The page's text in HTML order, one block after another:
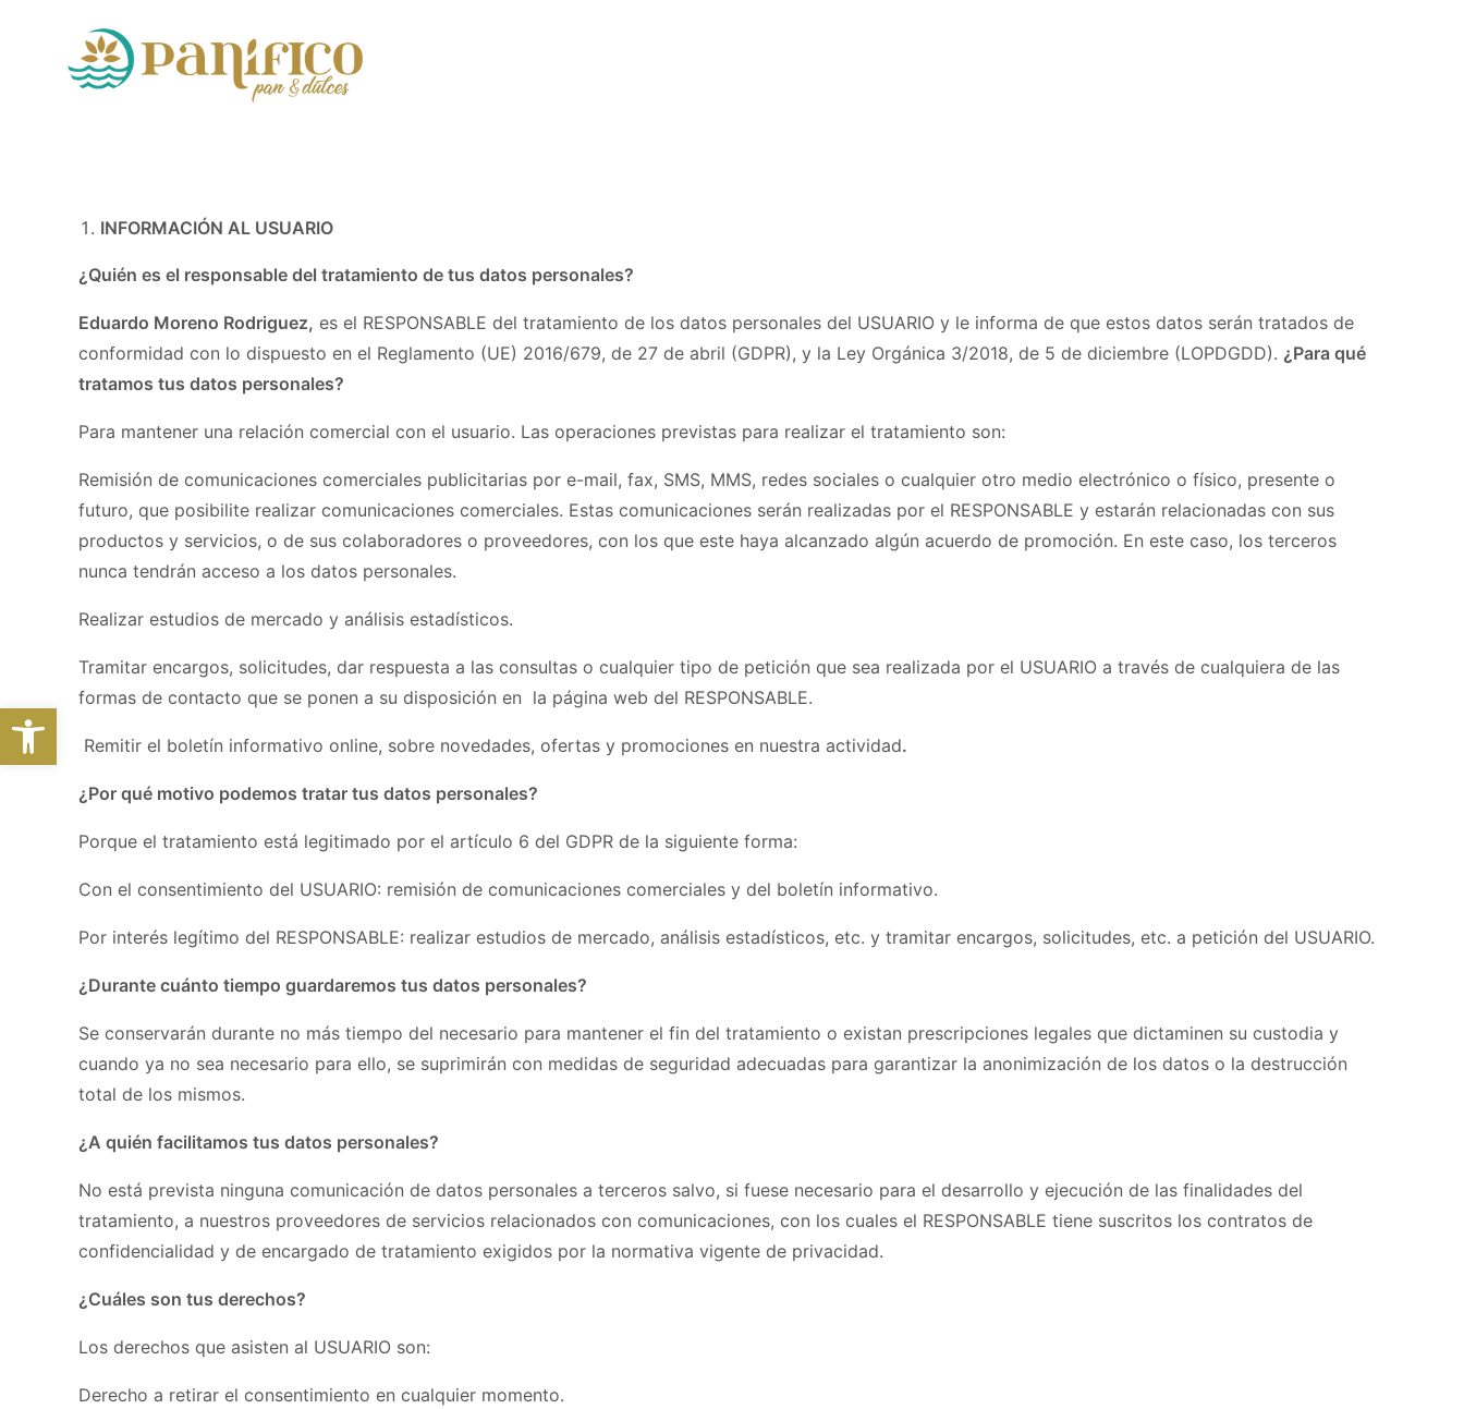
INFORMACIÓN AL USUARIO
¿Quién es el responsable del tratamiento de tus datos personales?
Eduardo Moreno Rodriguez, es el RESPONSABLE del tratamiento de los datos personales del USUARIO y le informa de que estos datos serán tratados de
conformidad con lo dispuesto en el Reglamento (UE) 2016/679, de 27 de abril (GDPR), y la Ley Orgánica 3/2018, de 5 de diciembre (LOPDGDD). ¿Para qué
tratamos tus datos personales?
Para mantener una relación comercial con el usuario. Las operaciones previstas para realizar el tratamiento son:
Remisión de comunicaciones comerciales publicitarias por e-mail, fax, SMS, MMS, redes sociales o cualquier otro medio electrónico o físico, presente o
futuro, que posibilite realizar comunicaciones comerciales. Estas comunicaciones serán realizadas por el RESPONSABLE y estarán relacionadas con sus
productos y servicios, o de sus colaboradores o proveedores, con los que este haya alcanzado algún acuerdo de promoción. En este caso, los terceros
nunca tendrán acceso a los datos personales.
Realizar estudios de mercado y análisis estadísticos.
Tramitar encargos, solicitudes, dar respuesta a las consultas o cualquier tipo de petición que sea realizada por el USUARIO a través de cualquiera de las
formas de contacto que se ponen a su disposición en la página web del RESPONSABLE.
Remitir el boletín informativo online, sobre novedades, ofertas y promociones en nuestra actividad.
¿Por qué motivo podemos tratar tus datos personales?
Porque el tratamiento está legitimado por el artículo 6 del GDPR de la siguiente forma:
Con el consentimiento del USUARIO: remisión de comunicaciones comerciales y del boletín informativo.
Por interés legítimo del RESPONSABLE: realizar estudios de mercado, análisis estadísticos, etc. y tramitar encargos, solicitudes, etc. a petición del USUARIO.
¿Durante cuánto tiempo guardaremos tus datos personales?
Se conservarán durante no más tiempo del necesario para mantener el fin del tratamiento o existan prescripciones legales que dictaminen su custodia y
cuando ya no sea necesario para ello, se suprimirán con medidas de seguridad adecuadas para garantizar la anonimización de los datos o la destrucción
total de los mismos.
¿A quién facilitamos tus datos personales?
No está prevista ninguna comunicación de datos personales a terceros salvo, si fuese necesario para el desarrollo y ejecución de las finalidades del
tratamiento, a nuestros proveedores de servicios relacionados con comunicaciones, con los cuales el RESPONSABLE tiene suscritos los contratos de
confidencialidad y de encargado de tratamiento exigidos por la normativa vigente de privacidad.
¿Cuáles son tus derechos?
Los derechos que asisten al USUARIO son:
Derecho a retirar el consentimiento en cualquier momento.
Abrir barra de herramientas